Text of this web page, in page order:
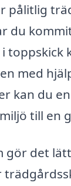
pålitlig
du
toppskick
med
kan du
till en
gör det